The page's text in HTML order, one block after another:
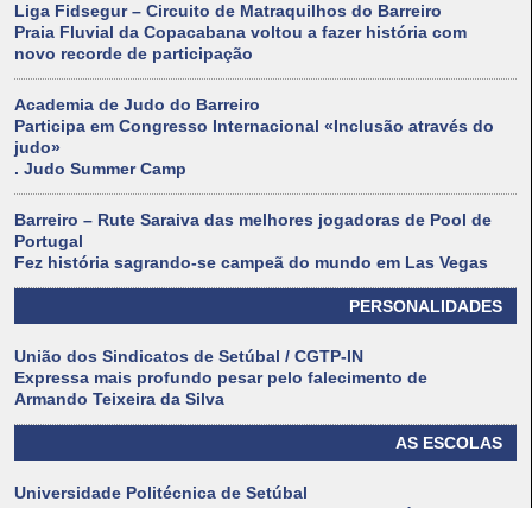
Liga Fidsegur – Circuito de Matraquilhos do Barreiro
Praia Fluvial da Copacabana voltou a fazer história com
novo recorde de participação
Academia de Judo do Barreiro
Participa em Congresso Internacional «Inclusão através do
judo»
. Judo Summer Camp
Barreiro – Rute Saraiva das melhores jogadoras de Pool de
Portugal
Fez história sagrando-se campeã do mundo em Las Vegas
PERSONALIDADES
União dos Sindicatos de Setúbal / CGTP-IN
Expressa mais profundo pesar pelo falecimento de
Armando Teixeira da Silva
AS ESCOLAS
Universidade Politécnica de Setúbal